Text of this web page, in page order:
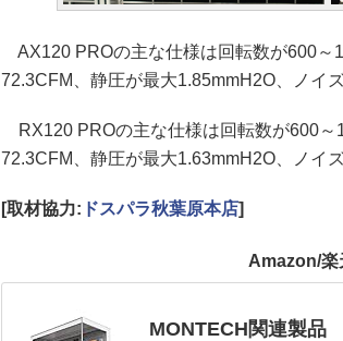
AX120 PROの主な仕様は回転数が600～
72.3CFM、静圧が最大1.85mmH2O、ノイ
RX120 PROの主な仕様は回転数が600～
72.3CFM、静圧が最大1.63mmH2O、ノイ
[取材協力: ドスパラ秋葉原本店]
Amazon/楽
MONTECH関連製品